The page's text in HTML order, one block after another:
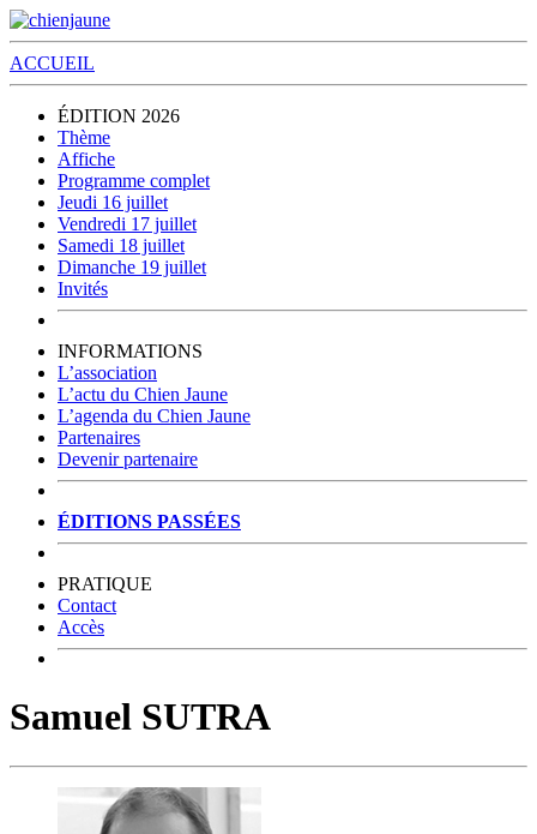
ACCUEIL
ÉDITION 2026
Thème
Affiche
Programme complet
Jeudi 16 juillet
Vendredi 17 juillet
Samedi 18 juillet
Dimanche 19 juillet
Invités
INFORMATIONS
L’association
L’actu du Chien Jaune
L’agenda du Chien Jaune
Partenaires
Devenir partenaire
ÉDITIONS PASSÉES
PRATIQUE
Contact
Accès
Samuel SUTRA